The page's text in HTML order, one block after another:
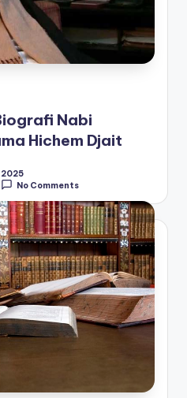
Nabi
Hichem Djait
No Comments